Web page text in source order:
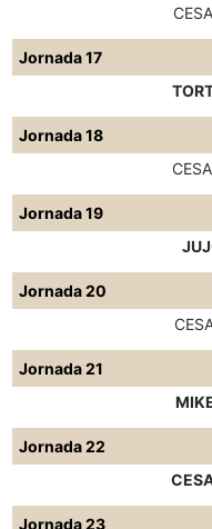
Jornada 17
Jornada 18
Jornada 19
Jornada 20
Jornada 21
Jornada 22
Jornada 23